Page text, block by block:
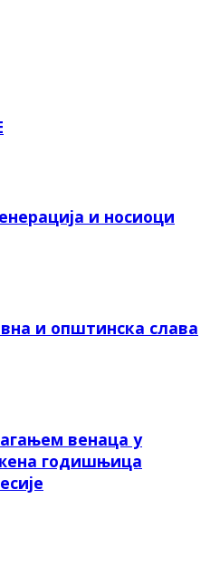
и носиоци
и општинска слава
венаца у
годишњица